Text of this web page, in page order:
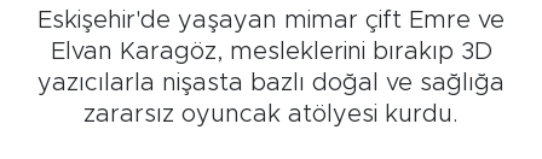
Eskişehir'de yaşayan mimar çift Emre ve
Elvan Karagöz, mesleklerini bırakıp 3D
yazıcılarla nişasta bazlı doğal ve sağlığa
zararsız oyuncak atölyesi kurdu.